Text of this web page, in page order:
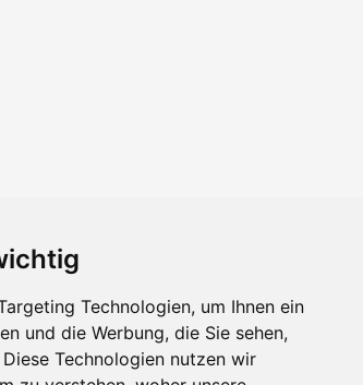
Technologien, um Ihnen ein
und die Werbung, die Sie sehen,
Technologien nutzen wir